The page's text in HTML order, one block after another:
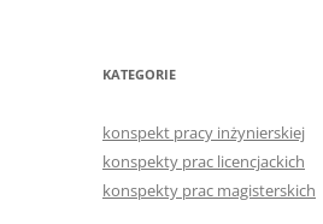
KATEGORIE
konspekt pracy inżynierskiej
konspekty prac licencjackich
konspekty prac magisterskich